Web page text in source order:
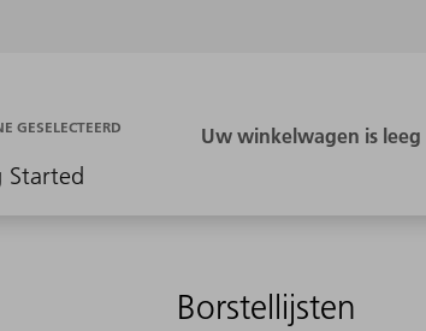
Started
GESELECTEERD
Borstellijsten